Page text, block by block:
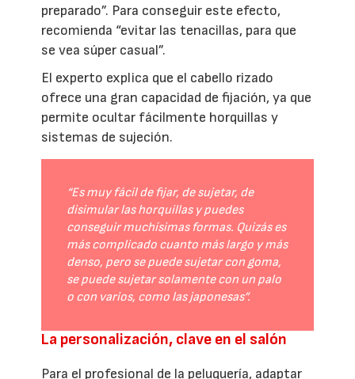
preparado”. Para conseguir este efecto,
recomienda “evitar las tenacillas, para que
se vea súper casual”.
El experto explica que el cabello rizado
ofrece una gran capacidad de fijación, ya que
permite ocultar fácilmente horquillas y
sistemas de sujeción.
“Es muy fácil de fijar, de sujetar, de
disimular las horquillas y puedes
conseguir muchísimas formas. Quizás es
más complicado cuanto más largo y más
denso, pero se puede sujetar con goma,
se puede sujetar solamente con un palo
o con varios, como las japonesas”.
La personalización, clave en el salón
Para el profesional de la peluquería, adaptar